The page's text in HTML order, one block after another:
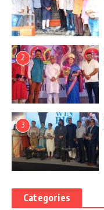
2
3
Categories